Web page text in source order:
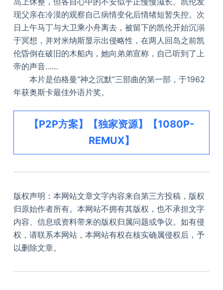
现父亲在冷漠的观察自己病情变化后情绪短暂失控。次
日上午马丁与大卫乘小舟离去，被留下的凯伦开始沉溺
于冥想，并对米纳斯显示出侵略性，在两人回岛之前凯
伦昏倒在破旧的木船内，她向弟弟宣称，自己听到了上
帝的声音……
本片是伯格曼“神之沉默”三部曲的第一部，于1962
年获奥斯卡最佳外语片奖。
【P2P方案】【独家资源】【1080P-
REMUX】
版权声明：本网站文章文字内容来自第三方投稿，版权
归原始作者所有。本网站不拥有其版权，也不承担文字
内容、信息或资料带来的版权归属问题或争议。如有侵
权，请联系本网站，本网站有权在核实确属侵权后，予
以删除文章。